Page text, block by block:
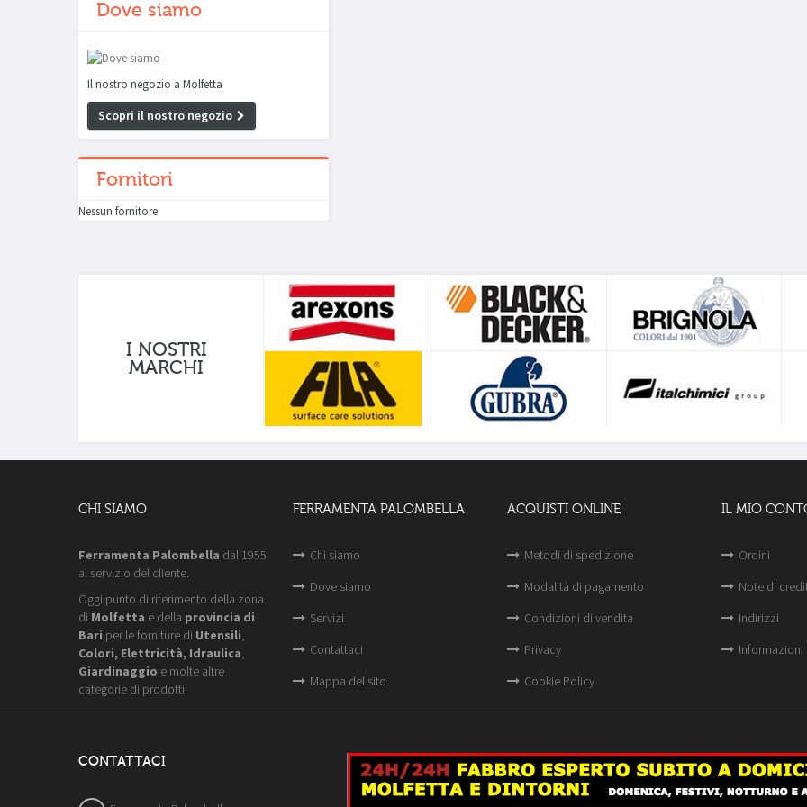
Dove siamo
Il nostro negozio a Molfetta
Scopri il nostro negozio
Fornitori
Nessun fornitore
I NOSTRI
MARCHI
CHI SIAMO
Ferramenta Palombella dal 1955
al servizio del cliente.
Oggi punto di riferimento della zona
di Molfetta e della provincia di
Bari per le forniture di Utensili,
Colori, Elettricità, Idraulica,
Giardinaggio e molte altre
categorie di prodotti.
FERRAMENTA PALOMBELLA
Chi siamo
Dove siamo
Servizi
Contattaci
Mappa del sito
ACQUISTI ONLINE
Metodi di spedizione
Modalità di pagamento
Condizioni di vendita
Privacy
Cookie Policy
IL MIO
Ordini
Note di
Indirizzi
Informazioni
CONTATTACI